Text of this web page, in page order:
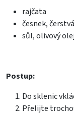
rajčata
česnek,
sůl, olivový olej
Postup:
Do sklenic
Přelijte